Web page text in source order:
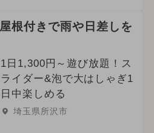
根付きで雨や日差しを
1日1,300円～遊び放題！ス
ライダー&泡で大はしゃぎ1
日中楽しめる
埼玉県所沢市